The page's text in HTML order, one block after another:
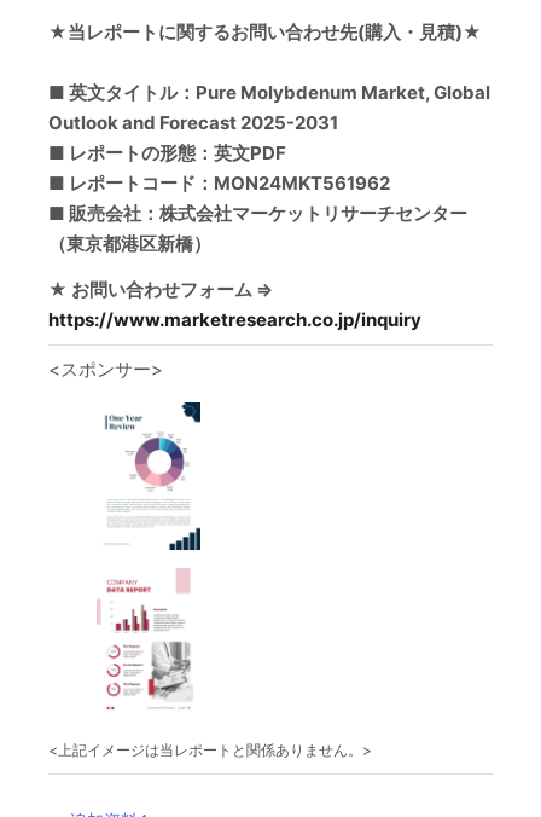
★当レポートに関するお問い合わせ先(購入・見積)★
■ 英文タイトル：Pure Molybdenum Market, Global
Outlook and Forecast 2025-2031
■ レポートの形態：英文PDF
■ レポートコード：MON24MKT561962
■ 販売会社：株式会社マーケットリサーチセンター
（東京都港区新橋）
★ お問い合わせフォーム ⇒
https://www.marketresearch.co.jp/inquiry
<スポンサー>
<上記イメージは当レポートと関係ありません。>